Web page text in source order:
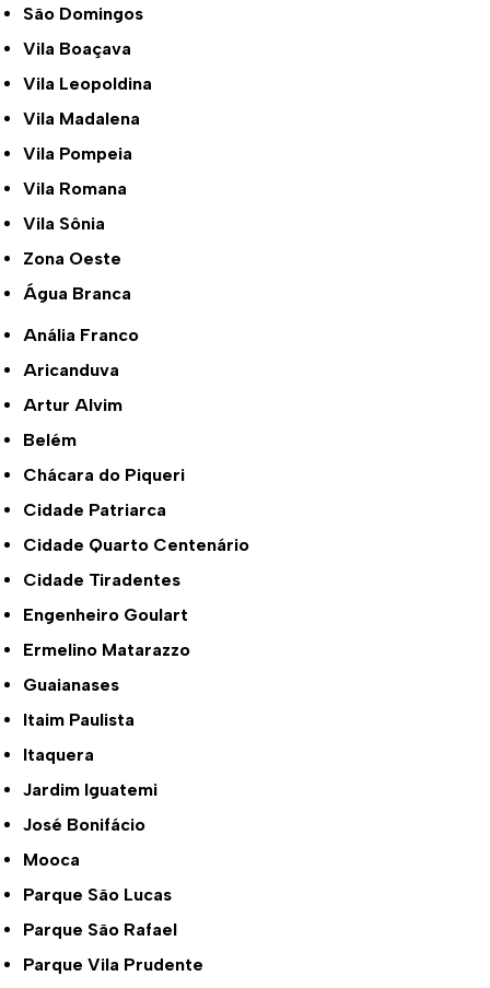
São Domingos
Vila Boaçava
Vila Leopoldina
Vila Madalena
Vila Pompeia
Vila Romana
Vila Sônia
Zona Oeste
Água Branca
Anália Franco
Aricanduva
Artur Alvim
Belém
Chácara do Piqueri
Cidade Patriarca
Cidade Quarto Centenário
Cidade Tiradentes
Engenheiro Goulart
Ermelino Matarazzo
Guaianases
Itaim Paulista
Itaquera
Jardim Iguatemi
José Bonifácio
Mooca
Parque São Lucas
Parque São Rafael
Parque Vila Prudente